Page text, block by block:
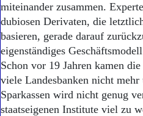
miteinander zusammen.
dubiosen Derivaten, die
basieren, gerade darauf
eigenständiges
Schon vor 19 Jahren kamen
viele Landesbanken nicht
Sparkassen wird nicht genug
staatseigenen Institute viel zu